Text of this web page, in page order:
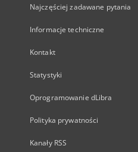
Najczęściej zadawane pytania
Informacje techniczne
Kontakt
Statystyki
Oprogramowanie dLibra
Polityka prywatności
Kanały RSS